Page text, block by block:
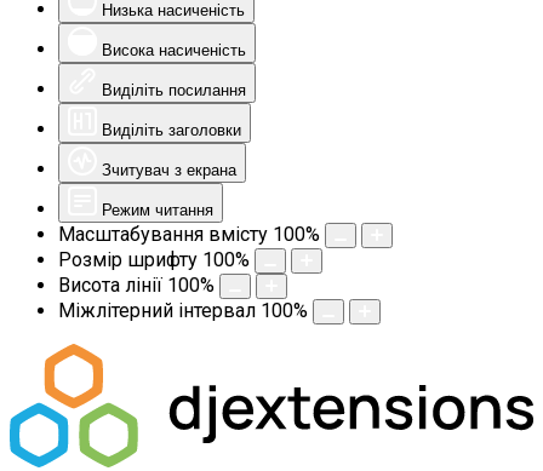
Низька насиченість
Висока насиченість
Виділіть посилання
Виділіть заголовки
Зчитувач з екрана
Режим читання
Масштабування вмісту 100%
Розмір шрифту 100%
Висота лінії 100%
Міжлітерний інтервал 100%